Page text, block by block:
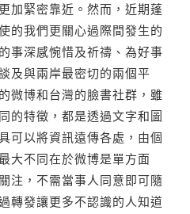
加緊密靠近。然而，近期蓬
的我們更關心過際間發生的
事深感惋惜及祈禱、為好事
及與兩岸最密切的兩個平
微博和台灣的臉書社群，雖
的特徵，都是透過文字和圖
可以將資訊遠傳各處，由個
大不同在於微博是單方面
注，不需當事人同意即可隨
轉發讓更多不認識的人知道